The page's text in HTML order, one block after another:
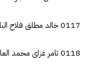
0117 خالد مطلق فلاح البادي
0118 ثامر غزاى محمد العازمي